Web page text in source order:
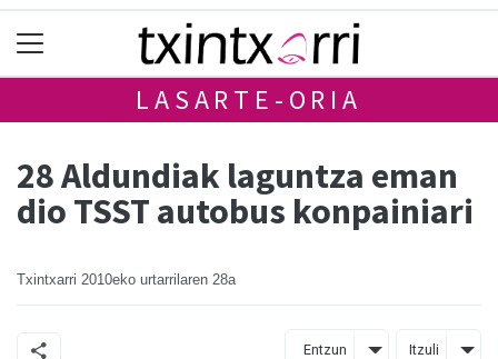
LASARTE-ORIA
28 Aldundiak laguntza eman
dio TSST autobus konpainiari
Txintxarri 2010eko urtarrilaren 28a
Entzun Itzuli